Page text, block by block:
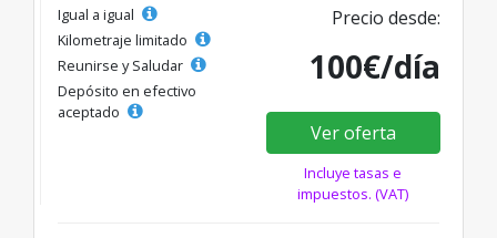
Igual a igual
Kilometraje limitado
Reunirse y Saludar
Depósito en efectivo
aceptado
Precio desde:
100€/día
Ver oferta
Incluye tasas e
impuestos. (VAT)